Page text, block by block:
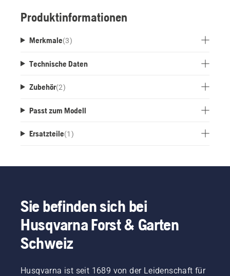
Produktinformationen
Merkmale(3)
Technische Daten
Zubehör(2)
Passt zum Modell
Ersatzteile(1 )
Sie befinden sich bei
Husqvarna Forst & Garten
Schweiz
Husqvarna ist seit 1689 von der Leidenschaft für